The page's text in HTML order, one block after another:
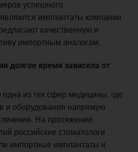
успешного
имплантаты компании
качественную и
импортным аналогам.
долгое время зависела от
из тех сфер медицины, где
и оборудования напрямую
лечения. На протяжении
российские стоматологи
импортные имплантаты и